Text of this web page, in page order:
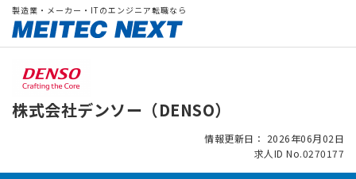
製造業・メーカー・ITのエンジニア転職なら
株式会社デンソー（DENSO）
情報更新日： 2026年06月02日
求人ID No.0270177